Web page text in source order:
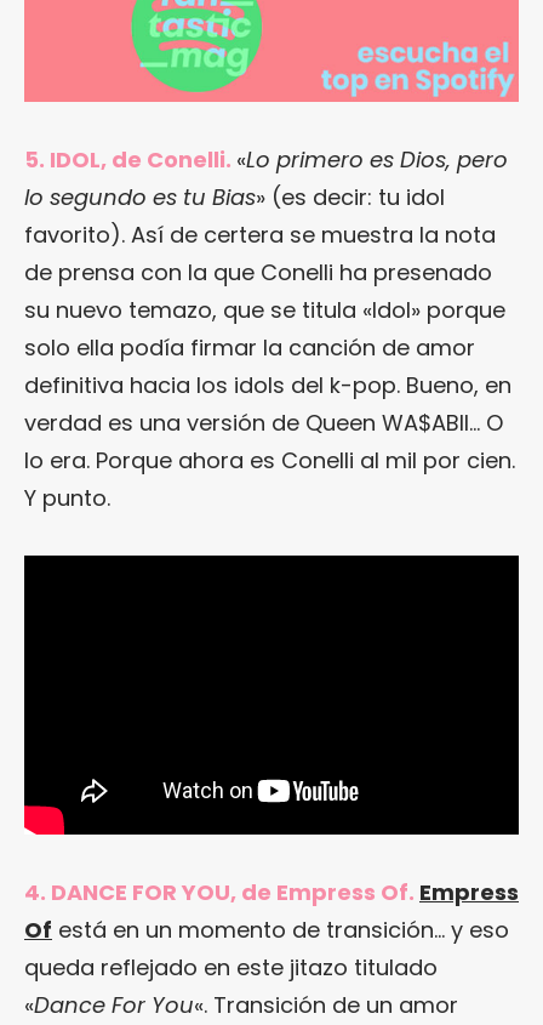
5. IDOL, de Conelli. «Lo primero es Dios, pero
lo segundo es tu Bias» (es decir: tu idol
favorito). Así de certera se muestra la nota
de prensa con la que Conelli ha presenado
su nuevo temazo, que se titula «Idol» porque
solo ella podía firmar la canción de amor
definitiva hacia los idols del k-pop. Bueno, en
verdad es una versión de Queen WA$ABII… O
lo era. Porque ahora es Conelli al mil por cien.
Y punto.
4. DANCE FOR YOU, de Empress Of. Empress
Of está en un momento de transición… y eso
queda reflejado en este jitazo titulado
«Dance For You«. Transición de un amor